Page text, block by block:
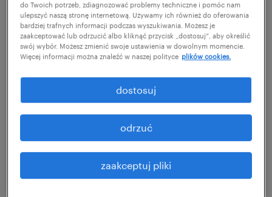
wtedy o błędy, które nie umkną kandydatom.
bez szczegółowych wymagań
Programista z doświadczeniem, znajomością
technologii webowych, wyższym
wykształceniu o specjalności technicznej i
posługujący się dobrze językiem obcym…to
bardzo ogólne wymagania. Tak jednak
wygląda większość ogłoszeń o pracę.
do Twoich potrzeb, zdiagnozować problemy techniczne i pomóc nam
ulepszyć naszą stronę internetową. Używamy ich również do oferowania
bardziej trafnych informacji podczas wyszukiwania. Możesz je
zaakceptować lub odrzucić albo kliknąć przycisk „dostosuj”, aby określić
swój wybór. Możesz zmienić swoje ustawienia w dowolnym momencie.
Więcej informacji można znaleźć w naszej polityce plików cookies.
zaakceptuj pliki
odrzuć
dostosuj